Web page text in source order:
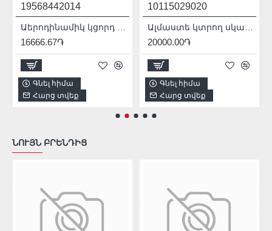
19568442014
16666.67֏
Գնել հիմա
Հարց տվեք
10115029020
20000.00֏
Գնել հիմա
Հարց տվեք
ՆՈՒՅՆ ԲՐԵՆԴԻՑ